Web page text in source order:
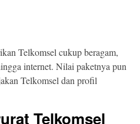
Telkomsel cukup beragam,
internet. Nilai paketnya pun
Telkomsel dan profil
Telkomsel